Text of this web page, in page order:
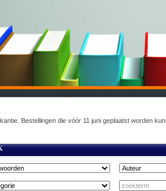
Bestellingen die vóór 11 juni geplaatst worden